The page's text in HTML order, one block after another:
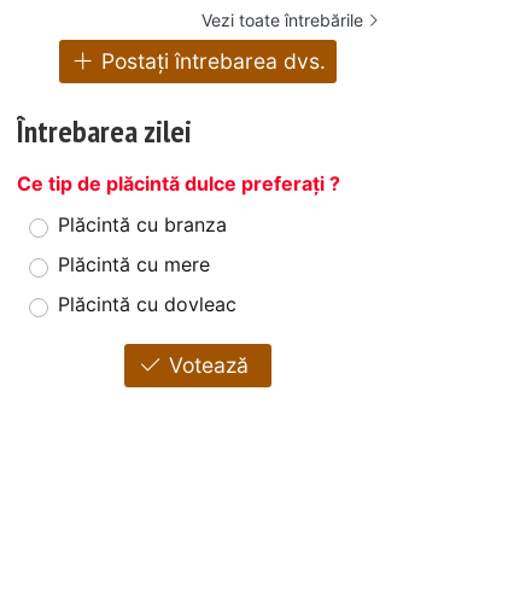
Vezi toate întrebările
Postați întrebarea dvs.
Întrebarea zilei
Ce tip de plăcintă dulce preferați ?
Plăcintă cu branza
Plăcintă cu mere
Plăcintă cu dovleac
Votează